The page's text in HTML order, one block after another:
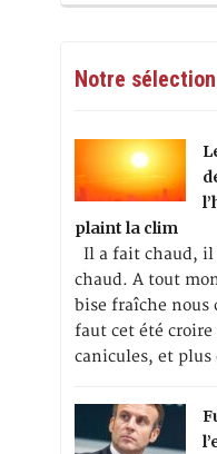
Notre sélection
plaint la clim
Il a fait chaud,
chaud. A tout
bise fraîche nous
faut cet été croire
canicules, et plus